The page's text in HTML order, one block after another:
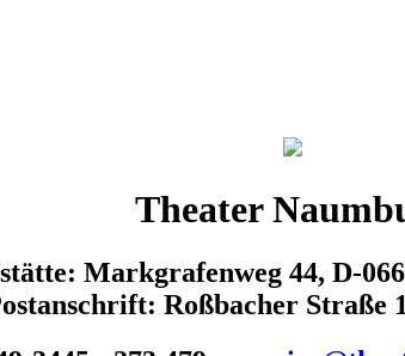
Theater
Markgrafenweg 44, D-
Roßbacher Straße